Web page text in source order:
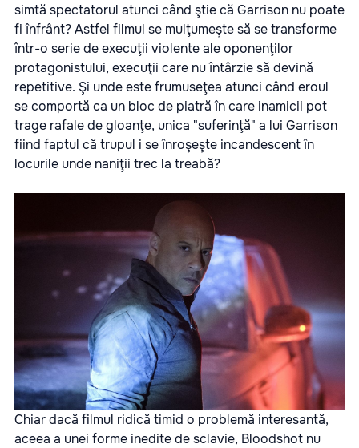
simtă spectatorul atunci când ştie că Garrison nu poate
fi înfrânt? Astfel filmul se mulţumeşte să se transforme
într-o serie de execuţii violente ale oponenţilor
protagonistului, execuţii care nu întârzie să devină
repetitive. Şi unde este frumuseţea atunci când eroul
se comportă ca un bloc de piatră în care inamicii pot
trage rafale de gloanţe, unica "suferinţă" a lui Garrison
fiind faptul că trupul i se înroşeşte incandescent în
locurile unde naniţii trec la treabă?
Chiar dacă filmul ridică timid o problemă interesantă,
aceea a unei forme inedite de sclavie, Bloodshot nu